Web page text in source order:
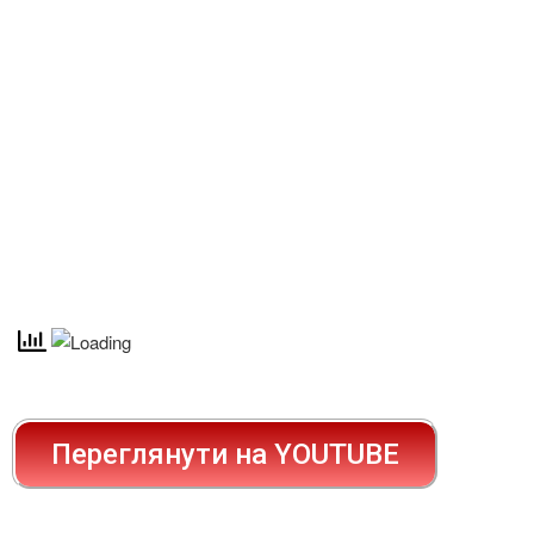
Переглянути на YOUTUBE